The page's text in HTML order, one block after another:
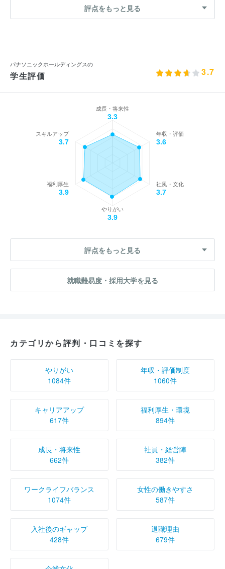
評点をもっと見る
パナソニックホールディングスの
学生評価 3.7
成長・将来性
3.3
年収・評価
3.6
社風・文化
3.7
やりがい
3.9
福利厚生
3.9
スキルアップ
3.7
評点をもっと見る
就職難易度・採用大学を見る
カテゴリから評判・口コミを探す
やりがい
1084件
年収・評価制度
1060件
キャリアアップ
617件
福利厚生・環境
894件
成長・将来性
662件
社員・経営陣
382件
ワークライフバランス
1074件
女性の働きやすさ
587件
入社後のギャップ
428件
退職理由
679件